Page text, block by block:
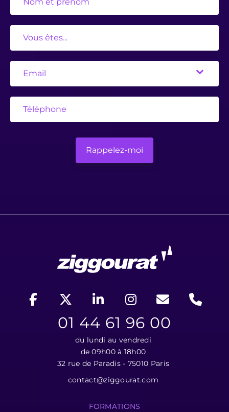
01 44 61 96 00
du lundi au vendredi
de 09h00 à 18h00
32 rue de Paradis - 75010 Paris
contact@ziggourat.com
FORMATIONS